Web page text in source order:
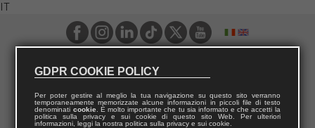
IT
GDPR COOKIE POLICY
Per poter gestire al meglio la tua navigazione su questo sito verranno
temporaneamente memorizzate alcune informazioni in piccoli file di testo
denominati cookie. È molto importante che tu sia informato e che accetti la
politica sulla privacy e sui cookie di questo sito Web. Per ulteriori
informazioni, leggi la nostra politica sulla privacy e sui cookie.